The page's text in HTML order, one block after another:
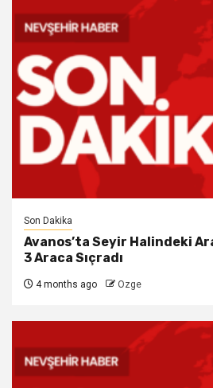
Son Dakika
Avanos’ta Seyir Halindeki
3 Araca Sıçradı
4 months ago Ozge